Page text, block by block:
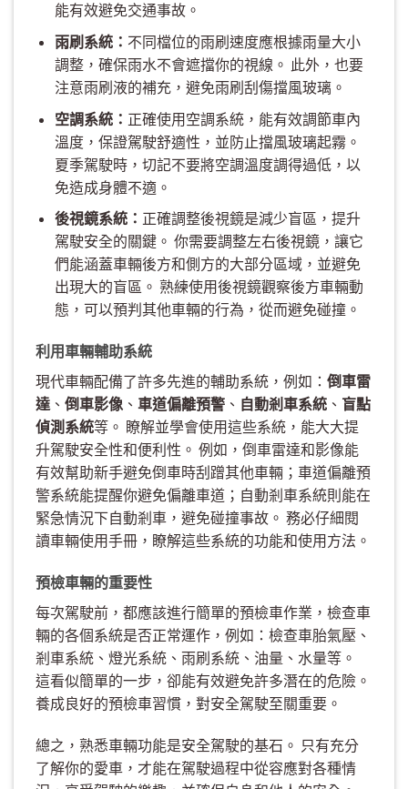
能有效避免交通事故。
雨刷系統： 不同檔位的雨刷速度應根據雨量大小
調整，確保雨水不會遮擋你的視線。 此外，也要
注意雨刷液的補充，避免雨刷刮傷擋風玻璃。
空調系統： 正確使用空調系統，能有效調節車內
溫度，保證駕駛舒適性，並防止擋風玻璃起霧。
夏季駕駛時，切記不要將空調溫度調得過低，以
免造成身體不適。
後視鏡系統： 正確調整後視鏡是減少盲區，提升
駕駛安全的關鍵。 你需要調整左右後視鏡，讓它
們能涵蓋車輛後方和側方的大部分區域，並避免
出現大的盲區。 熟練使用後視鏡觀察後方車輛動
態，可以預判其他車輛的行為，從而避免碰撞。
利用車輛輔助系統
現代車輛配備了許多先進的輔助系統，例如： 倒車雷
達 、 倒車影像 、 車道偏離預警 、 自動剎車系統 、 盲點
偵測系統等。 瞭解並學會使用這些系統，能大大提
升駕駛安全性和便利性。 例如，倒車雷達和影像能
有效幫助新手避免倒車時刮蹭其他車輛；車道偏離預
警系統能提醒你避免偏離車道；自動剎車系統則能在
緊急情況下自動剎車，避免碰撞事故。 務必仔細閱
讀車輛使用手冊，瞭解這些系統的功能和使用方法。
預檢車輛的重要性
每次駕駛前，都應該進行簡單的預檢車作業，檢查車
輛的各個系統是否正常運作，例如：檢查車胎氣壓、
剎車系統、燈光系統、雨刷系統、油量、水量等。
這看似簡單的一步，卻能有效避免許多潛在的危險。
養成良好的預檢車習慣，對安全駕駛至關重要。
總之，熟悉車輛功能是安全駕駛的基石。 只有充分
了解你的愛車，才能在駕駛過程中從容應對各種情